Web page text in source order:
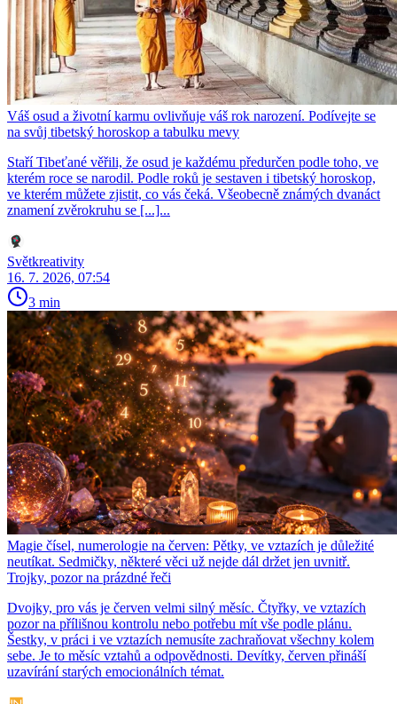
Váš osud a životní karmu ovlivňuje váš rok narození. Podívejte se
na svůj tibetský horoskop a tabulku mevy
Staří Tibeťané věřili, že osud je každému předurčen podle toho, ve
kterém roce se narodil. Podle roků je sestaven i tibetský horoskop,
ve kterém můžete zjistit, co vás čeká. Všeobecně známých dvanáct
znamení zvěrokruhu se [...]...
Světkreativity
16. 7. 2026, 07:54
3 min
Magie čísel, numerologie na červen: Pětky, ve vztazích je důležité
neutíkat. Sedmičky, některé věci už nejde dál držet jen uvnitř.
Trojky, pozor na prázdné řeči
Dvojky, pro vás je červen velmi silný měsíc. Čtyřky, ve vztazích
pozor na přílišnou kontrolu nebo potřebu mít vše podle plánu.
Šestky, v práci i ve vztazích nemusíte zachraňovat všechny kolem
sebe. Je to měsíc vztahů a odpovědnosti. Devítky, červen přináší
uzavírání starých emocionálních témat.